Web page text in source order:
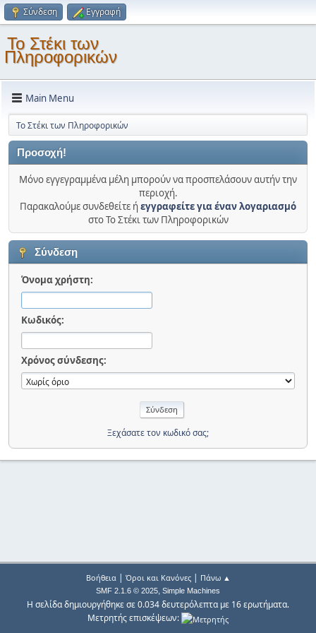
Σύνδεση Εγγραφή
Το Στέκι των
Πληροφορικών
Main Menu
Το Στέκι των Πληροφορικών
Προσοχή!
Μόνο εγγεγραμμένα μέλη μπορούν να προσπελάσουν αυτήν την
περιοχή.
Παρακαλούμε συνδεθείτε ήεγγραφείτε για έναν λογαριασμό
στο Το Στέκι των Πληροφορικών
Σύνδεση
Όνομα χρήστη:
Κωδικός:
Χρόνος σύνδεσης:
Ξεχάσατε τον κωδικό σας;
Βοήθεια| Όροι και Κανόνες| Πάνω ▲
SMF 2.1.6 © 2025, Simple Machines
Η σελίδα δημιουργήθηκε σε 0.034 δευτερόλεπτα με 16 ερωτήματα.
Μετρητής επισκέψεων: